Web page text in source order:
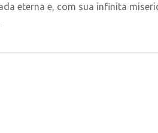
eterna e, com sua infinita